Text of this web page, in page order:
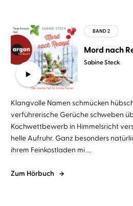
Sabine Steck
Mord nach
Klangvolle Namen schmücken
verführerische Gerüche schweben
Kochwettbewerb in Himmelsricht
helle Aufruhr. Ganz besonders
ihrem Feinkostladen mi ...
Zum Hörbuch